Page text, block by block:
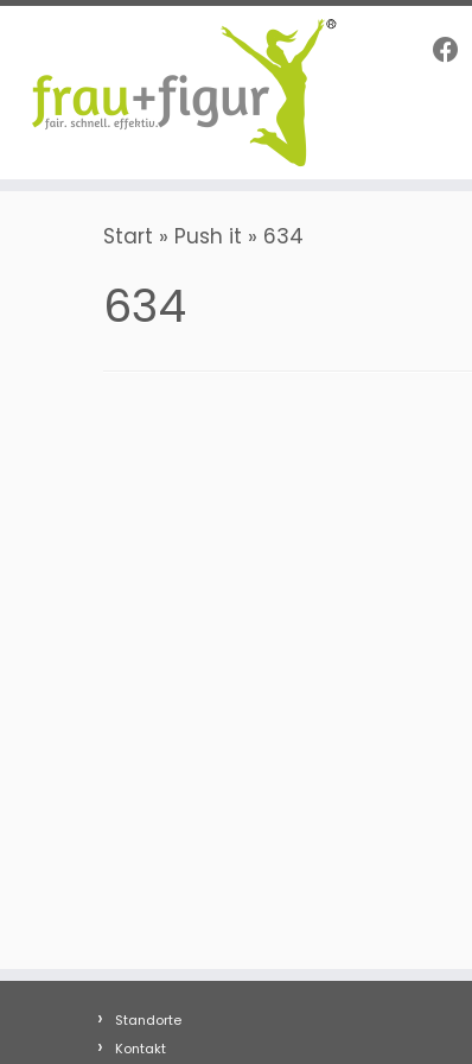
Zum
springen
Start » Push it » 634
634
Standorte
Kontakt